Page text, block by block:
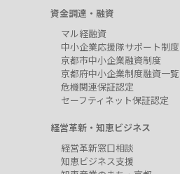
資金調達・融資
マル経融資
中小企業応援隊サポート制度
京都市中小企業融資制度
京都府中小企業制度融資一覧
危機関連保証認定
セーフティネット保証認定
経営革新・知恵ビジネス
経営革新窓口相談
知恵ビジネス支援